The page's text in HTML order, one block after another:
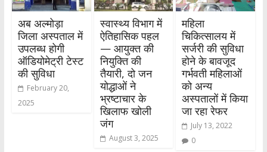
अब अल्मोड़ा
जिला अस्पताल में
उपलब्ध होगी
ऑडियोमेट्री टेस्ट
की सुविधा
February 20,
2025
स्वास्थ्य विभाग में
ऐतिहासिक पहल
— आयुक्त की
नियुक्ति की
तैयारी, दो जन
योद्धाओं ने
भ्रष्टाचार के
खिलाफ खोली
जंग
August 3, 2025
महिला
चिकित्सालय में
सर्जरी की सुविधा
होने के बावजूद
गर्भवती महिलाओं
को अन्य
अस्पतालों में किया
जा रहा रेफर
July 13, 2022
0